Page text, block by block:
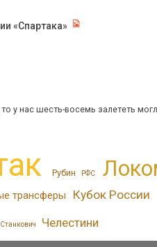
«Спартака»
то у нас шесть-восемь залететь
Рубин РФС
трансферы Кубок России
Станкович Челестини